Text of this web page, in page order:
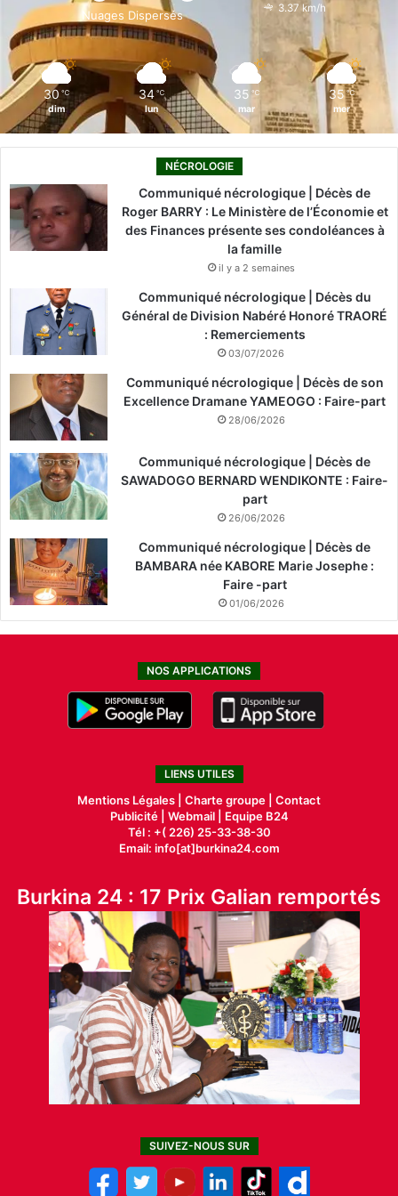
k
n
Nuages Dispersés
3.37 km/h
30 ℃
dim
34 ℃
lun
35 ℃
mar
35 ℃
mer
NÉCROLOGIE
Communiqué nécrologique | Décès de
Roger BARRY : Le Ministère de l’Économie et
des Finances présente ses condoléances à
la famille
il y a 2 semaines
Communiqué nécrologique | Décès du
Général de Division Nabéré Honoré TRAORÉ
: Remerciements
03/07/2026
Communiqué nécrologique | Décès de son
Excellence Dramane YAMEOGO : Faire-part
28/06/2026
Communiqué nécrologique | Décès de
SAWADOGO BERNARD WENDIKONTE : Faire-
part
26/06/2026
Communiqué nécrologique | Décès de
BAMBARA née KABORE Marie Josephe :
Faire -part
01/06/2026
NOS APPLICATIONS
LIENS UTILES
Mentions Légales | Charte groupe | Contact
Publicité| Webmail |
Equipe B24
Tél : +( 226) 25-33-38-30
Email: info[at]burkina24.com
Burkina 24 : 17 Prix Galian remportés
SUIVEZ-NOUS SUR